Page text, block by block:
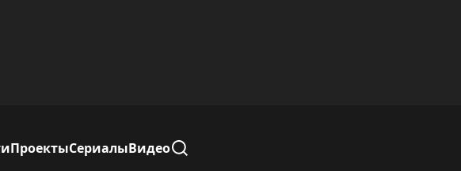
ПроектыСериалыВидео